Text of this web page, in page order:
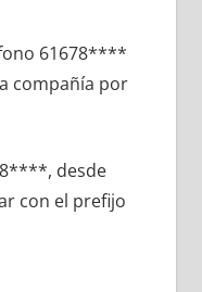
61678****
compañía pοr
desde
сοn el prefijo